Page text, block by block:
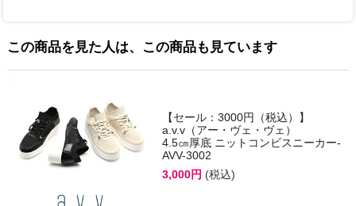
この商品を見た人は、この商品も見ています
【セール：3000円（税込）】
a.v.v（アー・ヴェ・ヴェ）
4.5㎝厚底 ニットコンビスニーカー-
AVV-3002
3,000円 (税込)